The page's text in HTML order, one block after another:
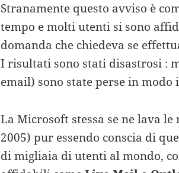
Stranamente questo avviso è
tempo e molti utenti si sono
domanda che chiedeva se
I risultati sono stati disastrosi :
email) sono state perse in
La Microsoft stessa se ne lava
2005) pur essendo conscia di
di migliaia di utenti al mondo,